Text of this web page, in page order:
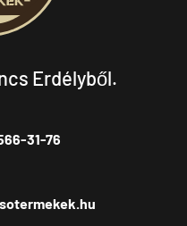
Erdélyből.
31-76